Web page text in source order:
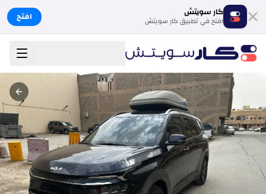
كار سويتش
افتح في تطبيق كار سويتش افتح